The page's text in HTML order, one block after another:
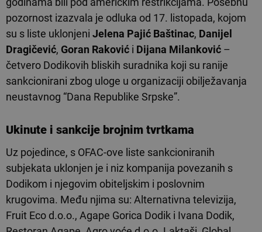
pozornost izazvala je odluka od 17. listopada, kojom
su s liste uklonjeni Jelena Pajić Baštinac, Danijel
Dragičević, Goran Raković i Dijana Milanković –
četvero Dodikovih bliskih suradnika koji su ranije
sankcionirani zbog uloge u organizaciji obilježavanja
neustavnog “Dana Republike Srpske”.
Ukinute i sankcije brojnim tvrtkama
Uz pojedince, s OFAC-ove liste sankcioniranih
subjekata uklonjen je i niz kompanija povezanih s
Dodikom i njegovim obiteljskim i poslovnim
krugovima. Među njima su: Alternativna televizija,
Fruit Eco d.o.o., Agape Gorica Dodik i Ivana Dodik,